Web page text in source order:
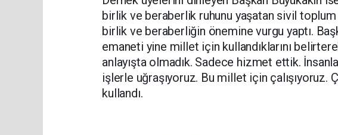
birlik ve beraberlik ruhunu yaşatan sivil toplum
birlik ve beraberliğin önemine vurgu yaptı.
emaneti yine millet için kullandıklarını
anlayışta olmadık. Sadece hizmet ettik.
işlerle uğraşıyoruz. Bu millet için çalışıyoruz.
kullandı.